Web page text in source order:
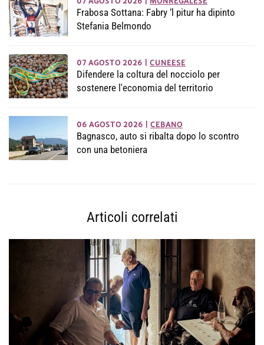
Frabosa Sottana: Fabry ‘l pitur ha dipinto
Stefania Belmondo
07 AGOSTO 2026 CUNEESE
Difendere la coltura del nocciolo per
sostenere l'economia del territorio
06 AGOSTO 2026 CEBANO
Bagnasco, auto si ribalta dopo lo scontro
con una betoniera
Articoli correlati